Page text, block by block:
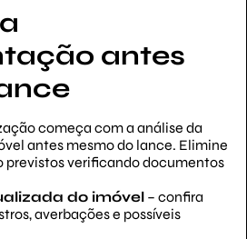
antes
começa com a análise da
antes mesmo do lance. Elimine
previstos verificando documentos
do imóvel – confira
averbações e possíveis